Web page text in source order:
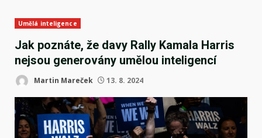
Umělá inteligence
Jak poznáte, že davy Rally Kamala Harris
nejsou generovány umělou inteligencí
Martin Mareček 13. 8. 2024